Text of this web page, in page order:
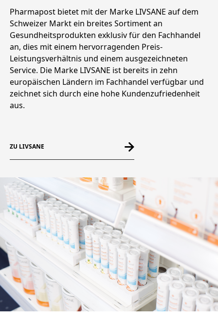
Pharmapost bietet mit der Marke LIVSANE auf dem
Schweizer Markt ein breites Sortiment an
Gesundheitsprodukten exklusiv für den Fachhandel
an, dies mit einem hervorragenden Preis-
Leistungsverhältnis und einem ausgezeichneten
Service. Die Marke LIVSANE ist bereits in zehn
europäischen Ländern im Fachhandel verfügbar und
zeichnet sich durch eine hohe Kundenzufriedenheit
aus.
ZU LIVSANE